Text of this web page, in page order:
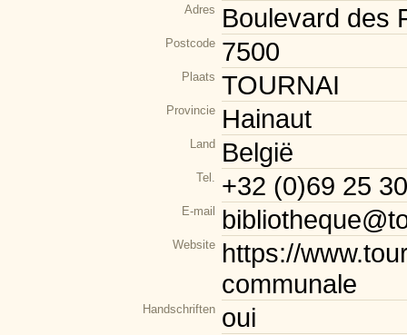
Adres Boulevard des
Postcode 7500
Plaats TOURNAI
Provincie Hainaut
Land België
Tel. +32 (0)69 25
E-mail
Website https://
communale
Handschriften oui